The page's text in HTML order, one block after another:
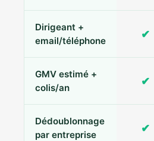
Dirigeant +
email/téléphone
✔
GMV estimé +
colis/an
✔
Dédoublonnage
par entreprise
✔